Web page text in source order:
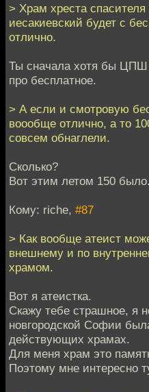
> Храм хреста
иесакиевский будет с
отлично.
Ты сначала хотя бы ЦПШ
про бесплатное.
> А если и смотровую
воообще отлично, а то
совсем обнаглели.
Сколько?
Вот этим летом 150 было.
Кому: riche, #87
> Как вообще атеист
внешнему и по
храмом.
Вот я атеистка.
Скажу тебе страшное, я
новгородской Софии
действующих храмах.
Для меня храм это
Поэтому мне интересно